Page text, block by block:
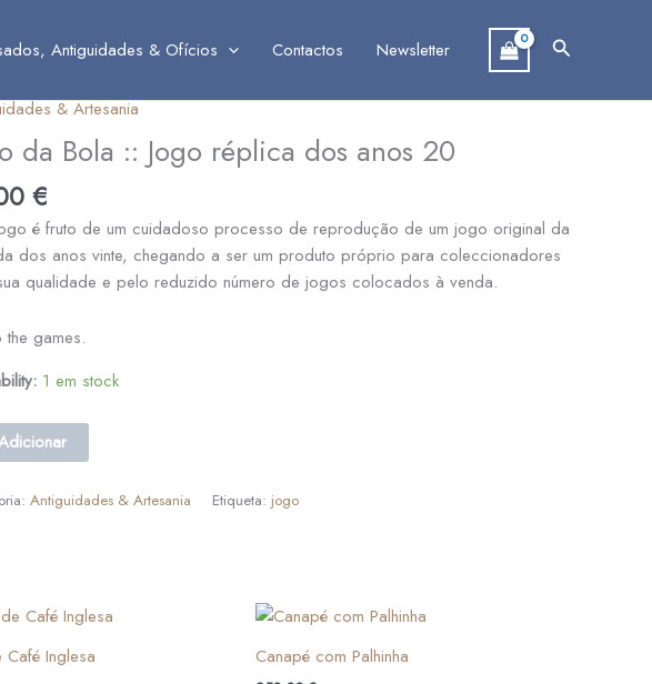
Antiguidades & Ofícios Contactos Newsletter Search
& Artesania
da Bola :: Jogo réplica dos anos 20
€
é fruto de um cuidadoso processo de reprodução de um jogo original da
dos anos vinte, chegando a ser um produto próprio para coleccionadores
qualidade e pelo reduzido número de jogos colocados à venda.
the games.
1 em stock
Antiguidades & Artesania Etiqueta: jogo
Café Inglesa Canapé com Palhinha